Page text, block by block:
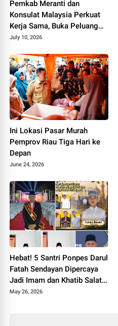
Pemkab Meranti dan
Konsulat Malaysia Perkuat
Kerja Sama, Buka Peluang
Kerja, Beasiswa, hingga
July 10, 2026
Ini Lokasi Pasar Murah
Pemprov Riau Tiga Hari ke
Depan
June 24, 2026
Hebat! 5 Santri Ponpes Darul
Fatah Sendayan Dipercaya
Jadi Imam dan Khatib Salat
Idul Adha 1447 H
May 26, 2026